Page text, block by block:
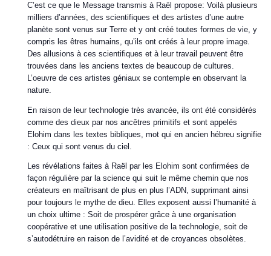
C’est ce que le Message transmis à Raël propose: Voilà plusieurs
milliers d’années, des scientifiques et des artistes d’une autre
planète sont venus sur Terre et y ont créé toutes formes de vie, y
compris les êtres humains, qu’ils ont créés à leur propre image.
Des allusions à ces scientifiques et à leur travail peuvent être
trouvées dans les anciens textes de beaucoup de cultures.
L’oeuvre de ces artistes géniaux se contemple en observant la
nature.
En raison de leur technologie très avancée, ils ont été considérés
comme des dieux par nos ancêtres primitifs et sont appelés
Elohim dans les textes bibliques, mot qui en ancien hébreu signifie
: Ceux qui sont venus du ciel.
Les révélations faites à Raël par les Elohim sont confirmées de
façon régulière par la science qui suit le même chemin que nos
créateurs en maîtrisant de plus en plus l’ADN, supprimant ainsi
pour toujours le mythe de dieu. Elles exposent aussi l’humanité à
un choix ultime : Soit de prospérer grâce à une organisation
coopérative et une utilisation positive de la technologie, soit de
s’autodétruire en raison de l’avidité et de croyances obsolètes.